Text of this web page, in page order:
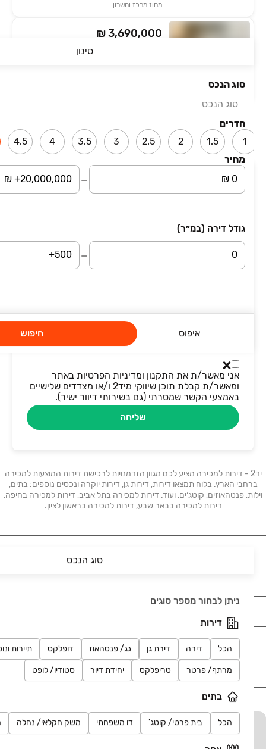
סינון
סוג הנכס
סוג הנכס
סוג הנכס
ניתן לבחור מספר סוגים
דירות
הכל דירה דירת גן גג/ פנטהאוז דופלקס תיירות
מרתף/ פרטר טריפלקס יחידת דיור סטודיו/ לופט
בתים
הכל בית פרטי/ קוטג' דו משפחתי משק חקלאי/ נחלה
חדרים
1
1.5
2
2.5
3
3.5
4
4.5
מחיר
גודל דירה (במ״ר)
איפוס חיפוש
מחוז מרכז והשרון
₪ 3,690,000
עמוד 1 מתוך 1
השארת פרטים
אני מאשר/ת את התקנון ומדיניות הפרטיות באתר
ומאשר/ת קבלת תוכן שיווקי מיד2 ו/או מצדדים שלישיים
באמצעי הקשר שמסרתי (גם בשירותי דיוור ישיר).
שליחה
יד2 - דירות למכירה מציע לכם מגוון הזדמנויות לרכישת דירות המוצעות למכירה
ברחבי הארץ. בלוח תמצאו דירות, דירות גן, דירות יוקרה ונכסים נוספים: בתים,
וילות, פנטהאוזים, קוטג׳ים, ועוד. דירות למכירה בתל אביב, דירות למכירה בחיפה,
דירות למכירה בבאר שבע, דירות למכירה בראשון לציון.
דרושים
עוד באתר
יד2 אתכם בכל מקום